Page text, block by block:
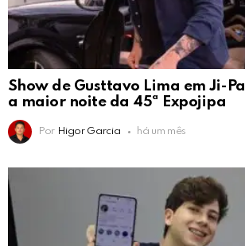
Show de Gusttavo Lima em Ji-
a maior noite da 45ª Expojipa
Por Higor Garcia há um mês